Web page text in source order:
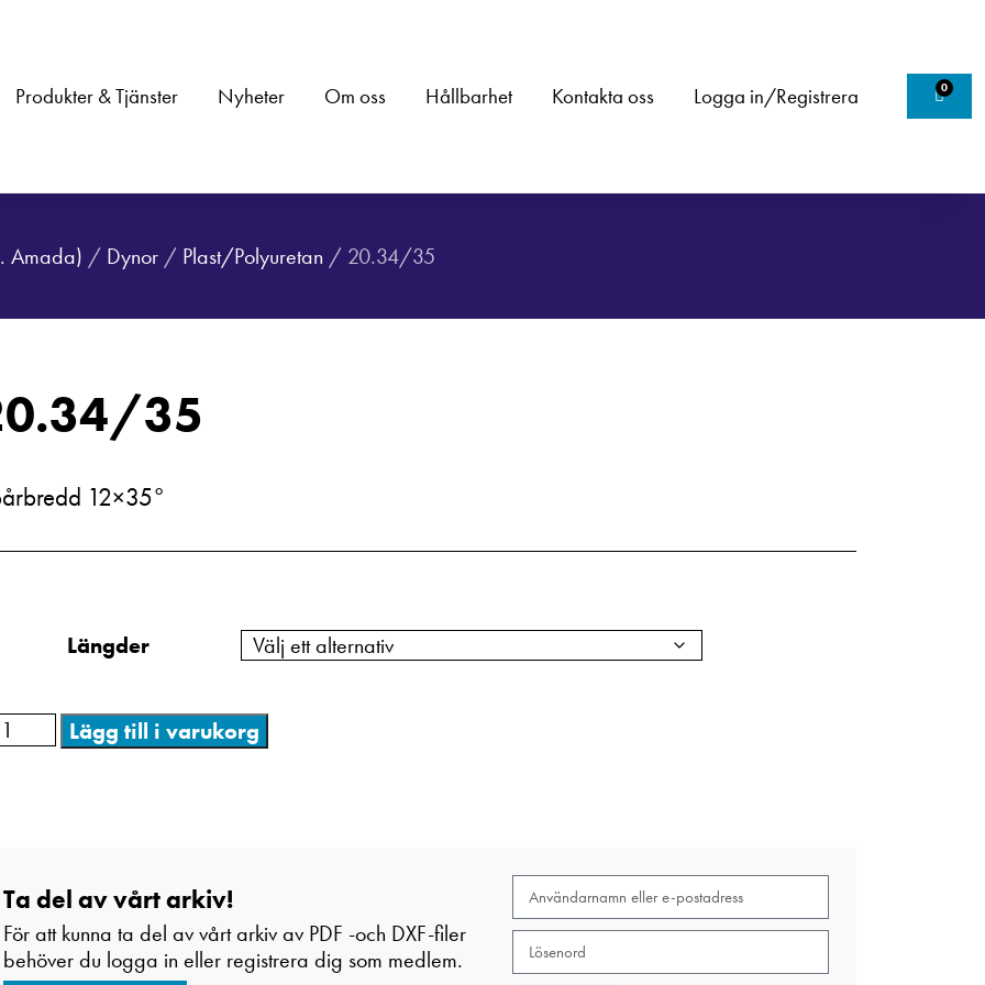
Produkter & Tjänster Nyheter Om oss Hållbarhet Kontakta oss Logga in/Registrera 0
Amada) / Dynor / Plast/Polyuretan / 20.34/35
35
12×35°
Längder
Lägg till i varukorg
Ta del av vårt arkiv!
För att kunna ta del av vårt arkiv av PDF -och DXF-filer
behöver du logga in eller registrera dig som medlem.